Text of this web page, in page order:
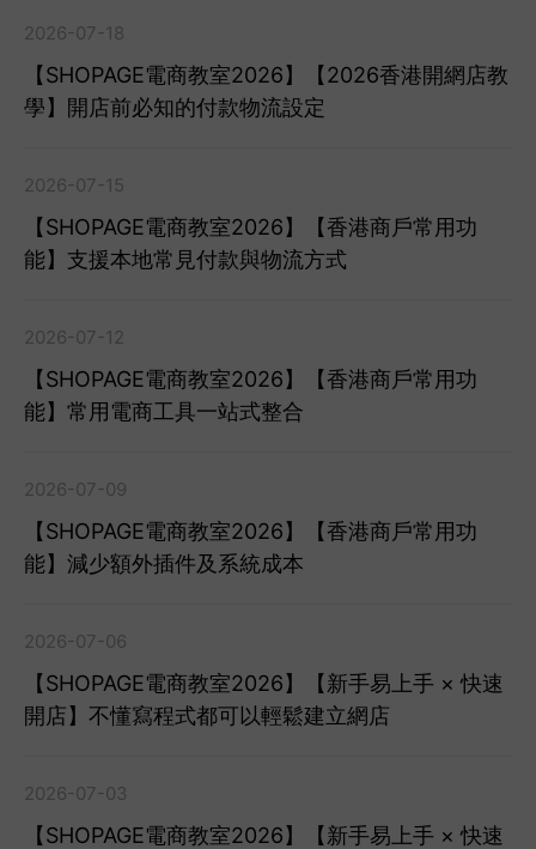
2026-07-18
【SHOPAGE電商教室2026】【2026香港開網店教
學】開店前必知的付款物流設定
2026-07-15
【SHOPAGE電商教室2026】【香港商戶常用功
能】支援本地常見付款與物流方式
2026-07-12
【SHOPAGE電商教室2026】【香港商戶常用功
能】常用電商工具一站式整合
2026-07-09
【SHOPAGE電商教室2026】【香港商戶常用功
能】減少額外插件及系統成本
2026-07-06
【SHOPAGE電商教室2026】【新手易上手 × 快速
開店】不懂寫程式都可以輕鬆建立網店
2026-07-03
【SHOPAGE電商教室2026】【新手易上手 × 快速